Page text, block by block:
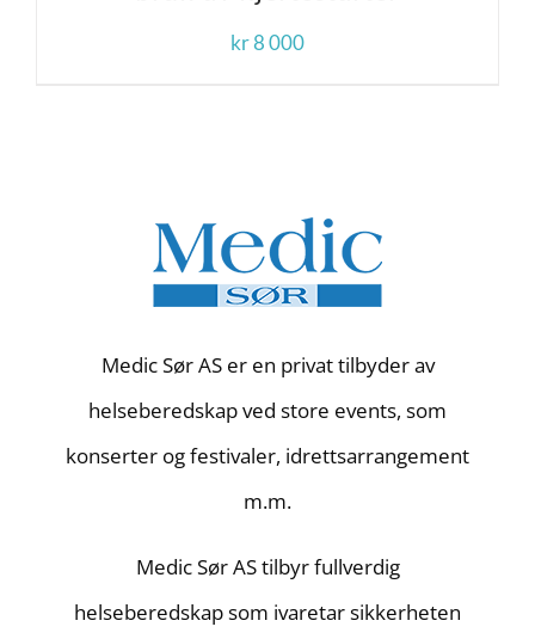
kr8 000
Medic Sør AS er en privat tilbyder av
helseberedskap ved store events, som
konserter og festivaler, idrettsarrangement
m.m.
Medic Sør AS tilbyr fullverdig
helseberedskap som ivaretar sikkerheten